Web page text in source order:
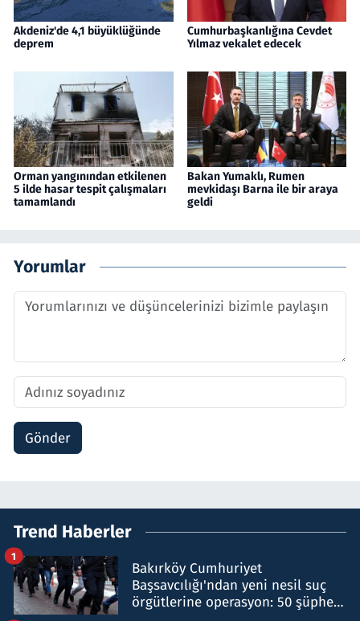
Akdeniz'de 4,1 büyüklüğünde
deprem
Cumhurbaşkanlığına Cevdet
Yılmaz vekalet edecek
Orman yangınından etkilenen
5 ilde hasar tespit çalışmaları
tamamlandı
Bakan Yumaklı, Rumen
mevkidaşı Barna ile bir araya
geldi
Yorumlar
Gönder
Trend Haberler
Bakırköy Cumhuriyet
Başsavcılığı'ndan yeni nesil suç
örgütlerine operasyon: 50 şüpheli
1